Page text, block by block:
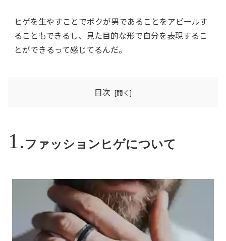
ヒゲを生やすことでボクが男であることをアピールす
ることもできるし、見た目的な形で自分を表現するこ
とができるって感じてるんだ。
目次
ファッションヒゲについて